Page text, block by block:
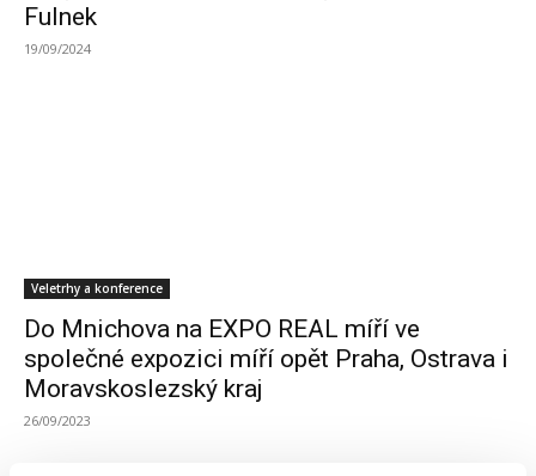
Fulnek
19/09/2024
Veletrhy a konference
Do Mnichova na EXPO REAL míří ve
společné expozici míří opět Praha, Ostrava i
Moravskoslezský kraj
26/09/2023